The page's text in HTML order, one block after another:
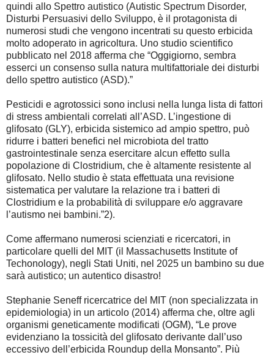
quindi allo Spettro autistico (Autistic Spectrum Disorder,
Disturbi Persuasivi dello Sviluppo, è il protagonista di
numerosi studi che vengono incentrati su questo erbicida
molto adoperato in agricoltura. Uno studio scientifico
pubblicato nel 2018 afferma che “Oggigiorno, sembra
esserci un consenso sulla natura multifattoriale dei disturbi
dello spettro autistico (ASD).”
Pesticidi e agrotossici sono inclusi nella lunga lista di fattori
di stress ambientali correlati all’ASD. L’ingestione di
glifosato (GLY), erbicida sistemico ad ampio spettro, può
ridurre i batteri benefici nel microbiota del tratto
gastrointestinale senza esercitare alcun effetto sulla
popolazione di Clostridium, che è altamente resistente al
glifosato. Nello studio è stata effettuata una revisione
sistematica per valutare la relazione tra i batteri di
Clostridium e la probabilità di sviluppare e/o aggravare
l’autismo nei bambini.”2).
Come affermano numerosi scienziati e ricercatori, in
particolare quelli del MIT (il Massachusetts Institute of
Techonology), negli Stati Uniti, nel 2025 un bambino su due
sarà autistico; un autentico disastro!
Stephanie Seneff ricercatrice del MIT (non specializzata in
epidemiologia) in un articolo (2014) afferma che, oltre agli
organismi geneticamente modificati (OGM), “Le prove
evidenziano la tossicità del glifosato derivante dall’uso
eccessivo dell’erbicida Roundup della Monsanto”. Più